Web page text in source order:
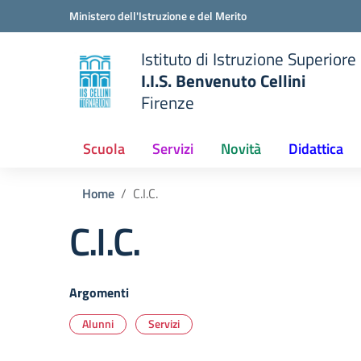
Vai ai contenuti
Vai al menu di navigazioneMinistero dell'Istruzione e del Merito
scuola
Istituto di Istruzione Superiore
I.I.S. Benvenuto Cellini
Firenze
Scuola Servizi Novità Didattica
Home C.I.C.
C.I.C.
Argomenti
Alunni Servizi